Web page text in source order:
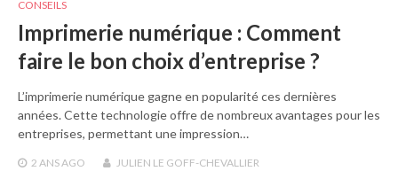
CONSEILS
Imprimerie numérique : Comment
faire le bon choix d’entreprise ?
L’imprimerie numérique gagne en popularité ces dernières
années. Cette technologie offre de nombreux avantages pour les
entreprises, permettant une impression…
2 ANSAGO JULIEN LE GOFF-CHEVALLIER